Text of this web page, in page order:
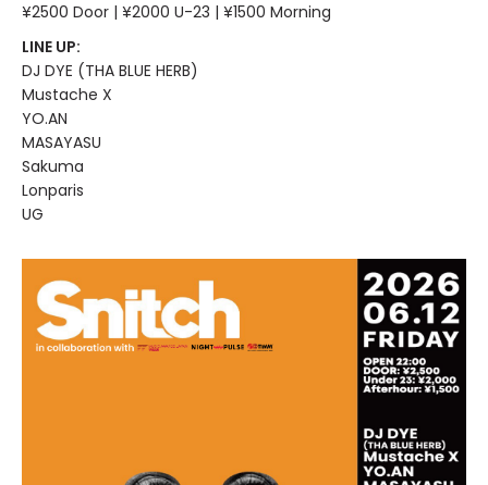
¥2500 Door | ¥2000 U-23 | ¥1500 Morning
LINE UP:
DJ DYE (THA BLUE HERB)
Mustache X
YO.AN
MASAYASU
Sakuma
Lonparis
UG